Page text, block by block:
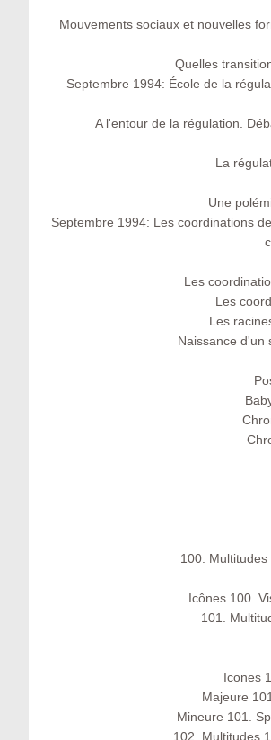
Mouvements sociaux et nouvelles
Quelles
Septembre 1994: École de la
A l'entour de la régulation.
La
Une
Septembre 1994: Les coordinations
Les
Les
Les
Naissance d'un
100.
Icônes 100.
101.
Icones
Majeure
Mineure 101.
102. Multitudes